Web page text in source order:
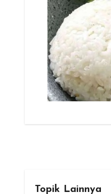
Topik Lainnya